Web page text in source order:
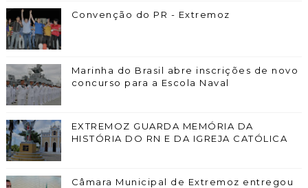
Convenção do PR - Extremoz
Marinha do Brasil abre inscrições de novo
concurso para a Escola Naval
EXTREMOZ GUARDA MEMÓRIA DA
HISTÓRIA DO RN E DA IGREJA CATÓLICA
Câmara Municipal de Extremoz entregou